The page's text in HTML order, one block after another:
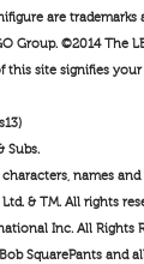
are trademarks
Group. ©2014 The
this site signifies
Subs.
characters, names
& TM. All rights
Inc. All Rights
SquarePants and